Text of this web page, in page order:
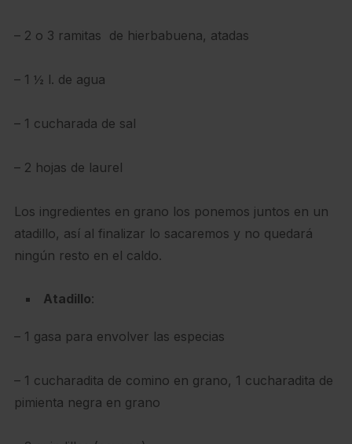
– 2 o 3 ramitas de hierbabuena, atadas
– 1 ½ l. de agua
– 1 cucharada de sal
– 2 hojas de laurel
Los ingredientes en grano los ponemos juntos en un
atadillo, así al finalizar lo sacaremos y no quedará
ningún resto en el caldo.
Atadillo:
– 1 gasa para envolver las especias
– 1 cucharadita de comino en grano, 1 cucharadita de
pimienta negra en grano